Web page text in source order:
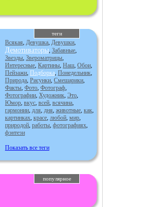
теги
Всякая, Девушка, Девушки,
Демотиваторы, Забавные,
Звезды, Звероматрицы,
Интересные, Картины, Наш, Обои,
Пейзажи, Подборка, Понедельник,
Природа, Рисунки, Смешарики,
Факты, Фото, Фотограф,
Фотографии, Художник, Это,
Юмор, вкус, всей, всячина,
гармонии, для, дня, животные, как,
картинках, красе, любой, мир,
природой, работы, фотографиях,
фэнтези
Показать все теги
популярное